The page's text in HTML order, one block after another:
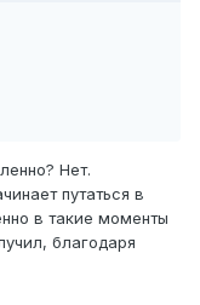
Нет.
путаться в
в такие моменты
благодаря